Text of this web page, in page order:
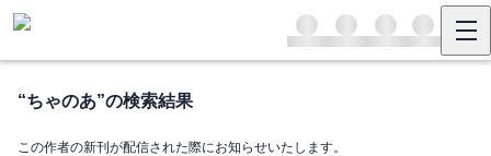
“ちゃのあ”の検索結果
この作者の新刊が配信された際にお知らせいたします。